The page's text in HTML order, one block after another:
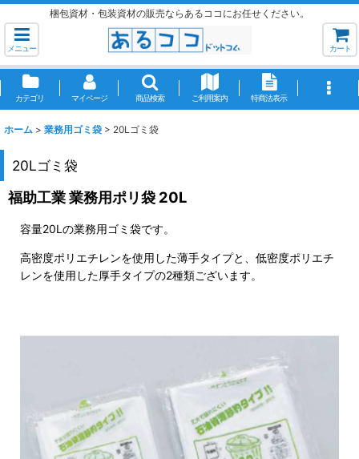
梱包資材・包装資材の販売ならあるココにお任せください。
メニュー カート
カテゴリ マイページ 商品検索 ご利用案内 特商法表示
ホーム > 業務用ゴミ袋 > 20Lゴミ袋
20Lゴミ袋
福助工業 業務用ポリ袋 20L
容量20Lの業務用ゴミ袋です。
高密度ポリエチレンを使用した薄手タイプと、低密度ポリエチ
レンを使用した厚手タイプの2種類ございます。